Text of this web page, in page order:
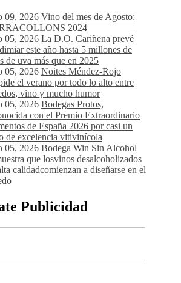
09, 2026 Vino del mes de Agosto:
2024
05, 2026 La D.O. Cariñena prevé
este año hasta 5 millones de
de uva más que en 2025
05, 2026 Noites Méndez-Rojo
el verano por todo lo alto entre
vino y mucho humor
05, 2026 Bodegas Protos,
con el Premio Extraordinario
de España 2026 por casi un
de excelencia vitivinícola
05, 2026 Bodega Win Sin Alcohol
que losvinos desalcoholizados
calidadcomienzan a diseñarse en el
Publicidad